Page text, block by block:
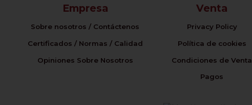
Empresa
Sobre nosotros / Contáctenos
Certificados / Normas / Calidad
Opiniones Sobre Nosotros
Venta
Privacy Policy
Política de cookies
Condiciones de Venta
Pagos